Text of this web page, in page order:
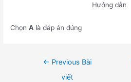
Hướng dẫn
ChọnA là đáp án đúng
← Previous Bài
viết